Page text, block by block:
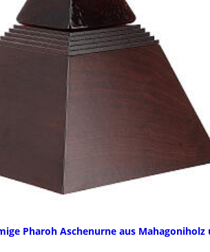
Pharoh Aschenurne aus Mahagoniholz